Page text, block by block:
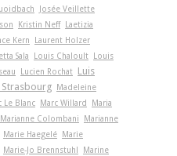
Josée Veillette
Kristin Neff
Laetizia
Kern
Laurent Holzer
Sala Louis Chaloult
Louis
Lucien Rochat Luis
Strasbourg
Madeleine
Le Blanc Marc Willard
Maria
Marianne Colombani
Marianne
Marie Haegelé
Marie
Marie-Jo Brennstuhl
Marine